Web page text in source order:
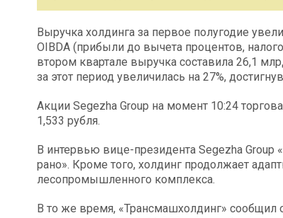
Выручка холдинга за первое полугодие
OIBDA (прибыли до вычета процентов,
втором квартале выручка составила 26,1
за этот период увеличилась на 27%,
Акции Segezha Group на момент 10:24
1,533 рубля.
В интервью вице-президента Segezha Group
рано». Кроме того, холдинг продолжает
лесопромышленного комплекса.
В то же время, «Трансмашхолдинг» сообщил